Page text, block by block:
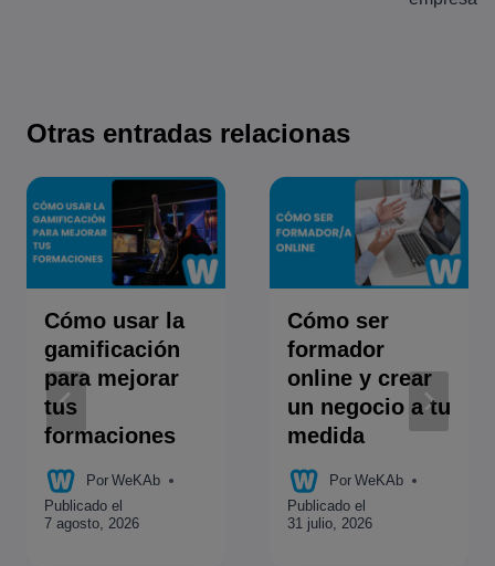
Otras entradas relacionas
Cómo usar la
gamificación
para mejorar
tus
formaciones
Por WeKAb
Publicado el
7 agosto, 2026
Cómo ser
formador
online y crear
un negocio a tu
medida
Por WeKAb
Publicado el
31 julio, 2026